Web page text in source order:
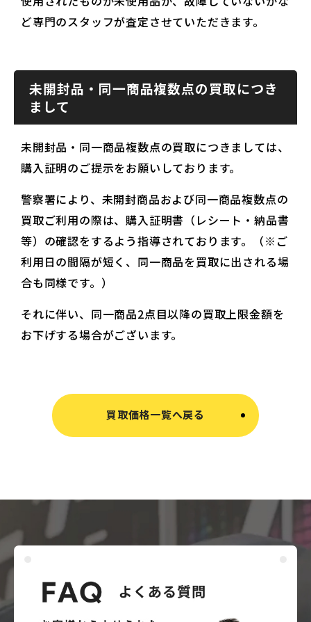
ど専門のスタッフが査定させていただきます。
未開封品・同一商品複数点の買取につき
まして
未開封品・同一商品複数点の買取につきましては、
購入証明のご提示をお願いしております。
警察署により、未開封商品および同一商品複数点の
買取ご利用の際は、購入証明書（レシート・納品書
等）の確認をするよう指導されております。（※ご
利用日の間隔が短く、同一商品を買取に出される場
合も同様です。）
それに伴い、同一商品2点目以降の買取上限金額を
お下げする場合がございます。
買取価格一覧へ戻る